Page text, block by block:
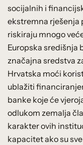
socijalnih i
ekstremna rješenja
riskiraju mnogo
Europska središnja
značajna sredstva
Hrvatska moći
ublažiti
banke koje će
odlukom zemalja
karakter ovih
kapacitet ako su